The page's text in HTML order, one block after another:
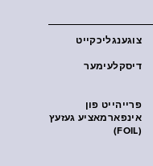
צוגענגליכקייט
דיסקלעימער
פרייהייט פון
אינפארמאציע געזעץ
(FOIL)